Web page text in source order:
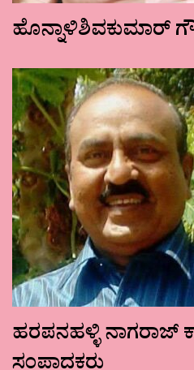
ಹೊನ್ನಾಳಿಶಿವಕುಮಾರ್
ಹರಪನಹಳ್ಳಿ ನಾಗರಾಜ್